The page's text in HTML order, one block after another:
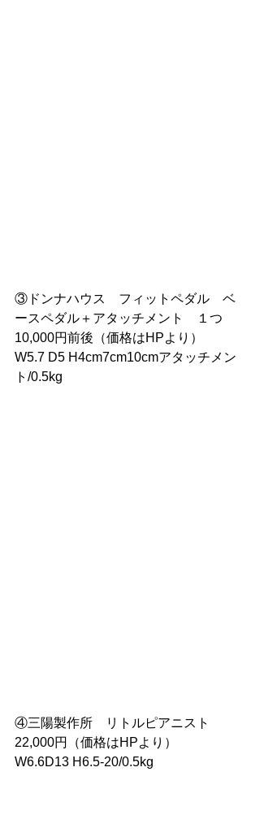
③ドンナハウス　フィットペダル　ベ
ースペダル＋アタッチメント　１つ
10,000円前後（価格はHPより）
W5.7 D5 H4cm7cm10cmアタッチメン
ト/0.5kg
④三陽製作所　リトルピアニスト
22,000円（価格はHPより）
W6.6D13 H6.5-20/0.5kg